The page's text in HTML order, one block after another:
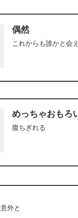
偶然
これからも誰かと会
めっちゃおもろ
腹ちぎれる
意外と